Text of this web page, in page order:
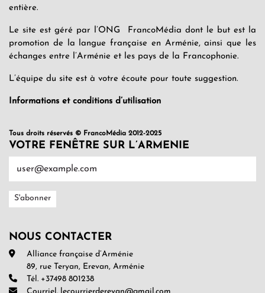
entière.
Le site est géré par l’ONG FrancoMédia dont le but est la
promotion de la langue française en Arménie, ainsi que les
échanges entre l’Arménie et les pays de la Francophonie.
L’équipe du site est à votre écoute pour toute suggestion.
Informations et conditions d’utilisation
Tous droits réservés © FrancoMédia 2012-2025
VOTRE FENÊTRE SUR L’ARMENIE
NOUS CONTACTER
Alliance française d’Arménie
89, rue Teryan, Erevan, Arménie
Tél. +37498 801238